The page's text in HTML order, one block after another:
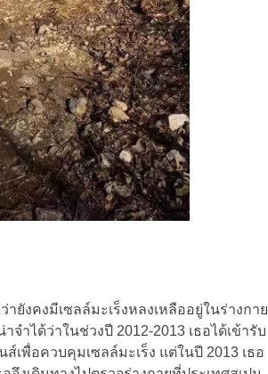
งคงมีเซลล์มะเร็งหลงเหลืออยู่ในร่างกาย
ำได้ว่าในช่วงปี 2012-2013 เธอได้เข้ารับ
พื่อควบคุมเซลล์มะเร็ง แต่ในปี 2013 เธอ